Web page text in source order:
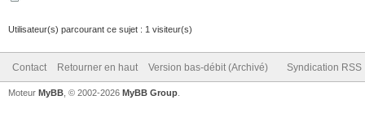
Utilisateur(s) parcourant ce sujet : 1 visiteur(s)
Contact Retourner en haut Version bas-débit (Archivé) Syndication RSS
Moteur MyBB , © 2002-2026 MyBB Group